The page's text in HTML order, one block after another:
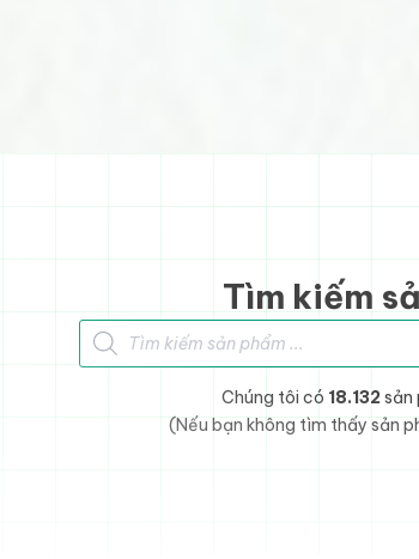
Tìm kiếm
Tìm kiếm sản phẩm
Chúng tôi có 18.132 sản
(Nếu bạn không tìm thấy sản